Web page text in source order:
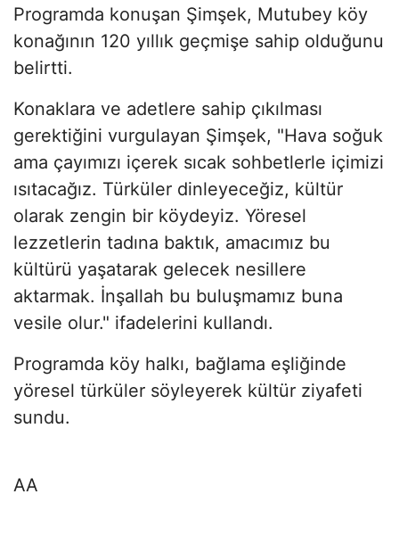
Programda konuşan Şimşek, Mutubey köy
konağının 120 yıllık geçmişe sahip olduğunu
belirtti.
Konaklara ve adetlere sahip çıkılması
gerektiğini vurgulayan Şimşek, "Hava soğuk
ama çayımızı içerek sıcak sohbetlerle içimizi
ısıtacağız. Türküler dinleyeceğiz, kültür
olarak zengin bir köydeyiz. Yöresel
lezzetlerin tadına baktık, amacımız bu
kültürü yaşatarak gelecek nesillere
aktarmak. İnşallah bu buluşmamız buna
vesile olur." ifadelerini kullandı.
Programda köy halkı, bağlama eşliğinde
yöresel türküler söyleyerek kültür ziyafeti
sundu.
AA